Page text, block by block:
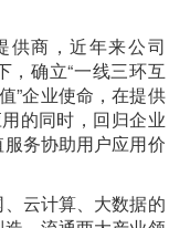
供商，近年来公司
，确立“一线三环互
”企业使命，在提供
的同时，回归企业
务协助用户应用价
云计算、大数据的